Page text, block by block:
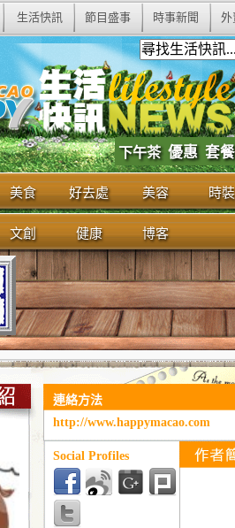
生活快訊 節目盛事 時事新聞 外
下午茶 優惠 套餐
美食 好去處 美容 時裝
文創 健康 博客
連絡方法
http://www.happymacao.com
Social Profiles